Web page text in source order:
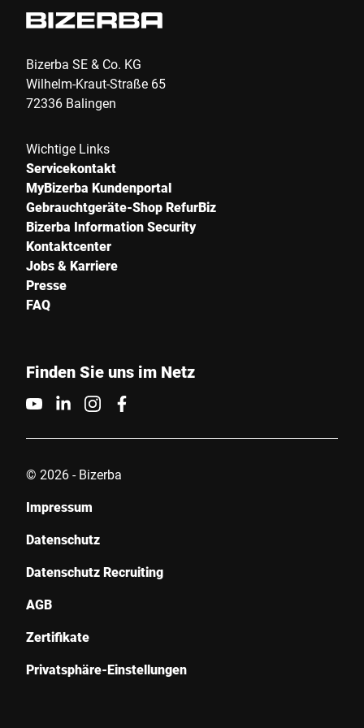
Bizerba SE & Co. KG
Wilhelm-Kraut-Straße 65
72336 Balingen
Wichtige Links
Servicekontakt
MyBizerba Kundenportal
Gebrauchtgeräte-Shop RefurBiz
Bizerba Information Security
Kontaktcenter
Jobs & Karriere
Presse
FAQ
Finden Sie uns im Netz
© 2026 - Bizerba
Impressum
Datenschutz
Datenschutz Recruiting
AGB
Zertifikate
Privatsphäre-Einstellungen